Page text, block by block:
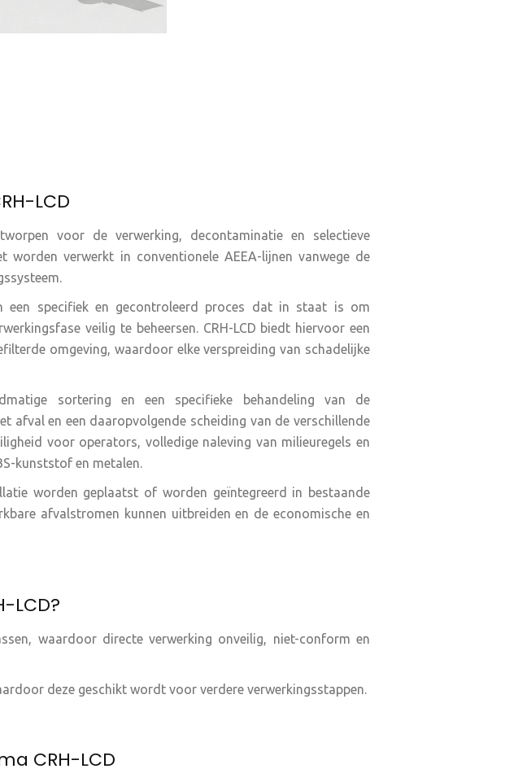
LCD
voor de verwerking, decontaminatie en selectieve
verwerkt in conventionele AEEA-lijnen vanwege de
een specifiek en gecontroleerd proces dat in staat is om
veilig te beheersen. CRH-LCD biedt hiervoor een
omgeving, waardoor elke verspreiding van schadelijke
sortering en een specifieke behandeling van de
afval en een daaropvolgende scheiding van de verschillende
voor operators, volledige naleving van milieuregels en
kunststof en metalen.
worden geplaatst of worden geïntegreerd in bestaande
afvalstromen kunnen uitbreiden en de economische en
LCD?
waardoor directe verwerking onveilig, niet-conform en
deze geschikt wordt voor verdere verwerkingsstappen.
CRH-LCD